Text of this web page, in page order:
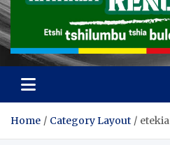
Home Category Layout